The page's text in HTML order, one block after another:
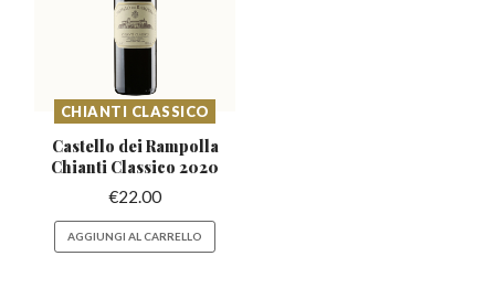
CHIANTI CLASSICO
Castello dei Rampolla
Chianti Classico 2020
€22.00
AGGIUNGI AL CARRELLO